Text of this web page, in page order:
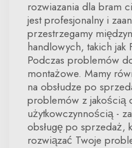
rozwiazania dla bram
jest profesjonalny i
przestrzegamy
handlowych, takich jak
Podczas problemów
montażowe. Mamy
na obsłudze po
problemów z jakością
użytkowczynnością -
obsługę po sprzedaż,
rozwiązać Twoje